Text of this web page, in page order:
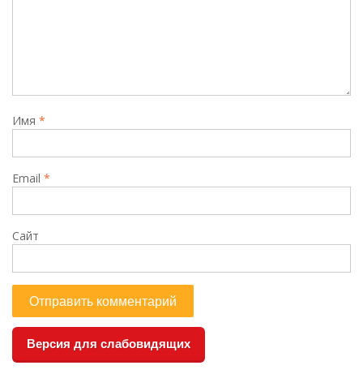
Имя *
Email *
Сайт
Версия для слабовидящих